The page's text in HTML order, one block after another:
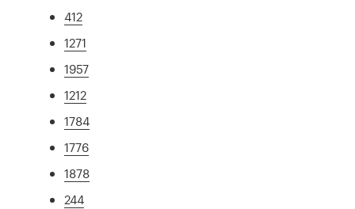
412
1271
1957
1212
1784
1776
1878
244